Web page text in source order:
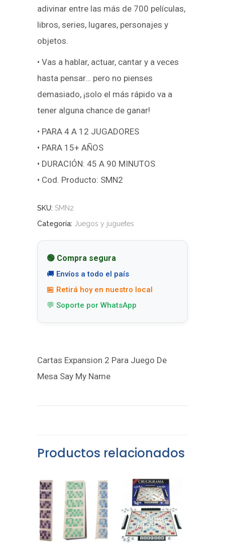
adivinar entre las más de 700 películas,
libros, series, lugares, personajes y
objetos.
• Vas a hablar, actuar, cantar y a veces
hasta pensar… pero no pienses
demasiado, ¡solo el más rápido va a
tener alguna chance de ganar!
• PARA 4 A 12 JUGADORES
• PARA 15+ AÑOS
• DURACIÓN: 45 A 90 MINUTOS
• Cod. Producto: SMN2
SKU: SMN2
Categoría: Juegos y juguetes
🟢 Compra segura
🚚 Envíos a todo el país
🏪 Retirá hoy en nuestro local
💬 Soporte por WhatsApp
Cartas Expansion 2 Para Juego De
Mesa Say My Name
Productos relacionados